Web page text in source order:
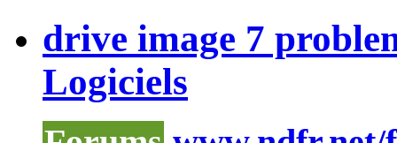
drive image 7
Logiciels